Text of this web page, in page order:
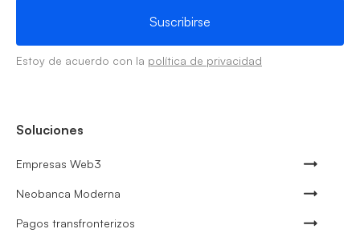
Estoy de acuerdo con la política de privacidad
Soluciones
Empresas Web3
Neobanca Moderna
Pagos transfronterizos